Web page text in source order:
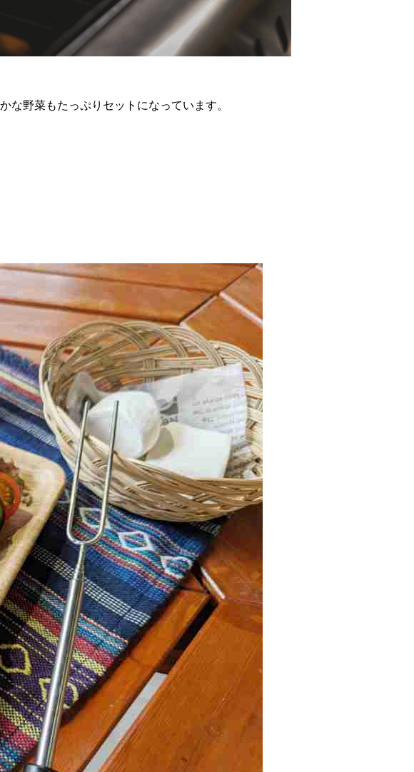
な野菜もたっぷりセットになっています。